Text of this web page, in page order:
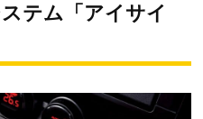
テム「アイサイ